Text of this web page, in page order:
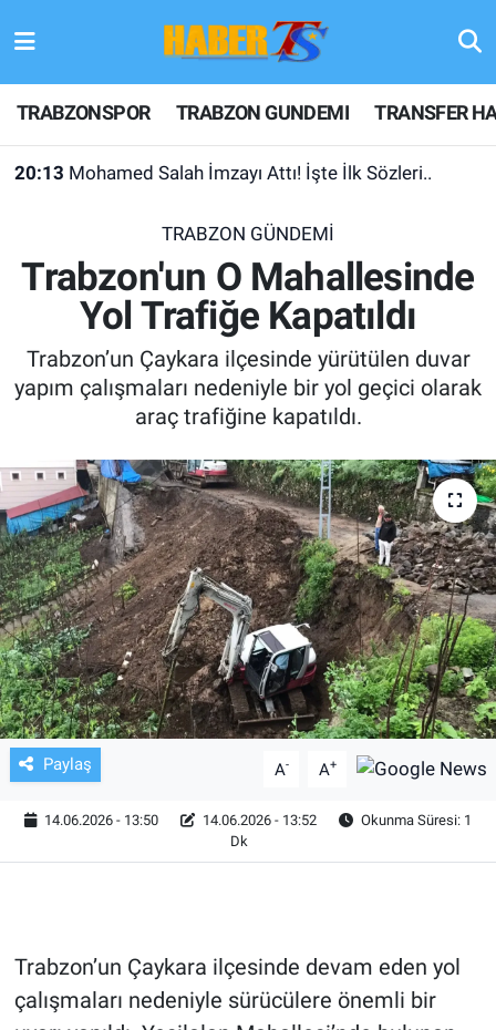
TRABZONSPOR TRABZON GUNDEMI TRANSFER
20:13 Mohamed Salah İmzayı Attı! İşte İlk Sözleri..
TRABZON GÜNDEMİ
Trabzon'un O Mahallesinde
Yol Trafiğe Kapatıldı
Trabzon’un Çaykara ilçesinde yürütülen duvar
yapım çalışmaları nedeniyle bir yol geçici olarak
araç trafiğine kapatıldı.
Paylaş A- A+
14.06.2026 - 13:50 14.06.2026 - 13:52
Okunma Süresi: 1
Dk
Trabzon’un Çaykara ilçesinde devam eden yol
çalışmaları nedeniyle sürücülere önemli bir
TRABZONSPOR
TRABZON GUNDEMI
KULİS MEYDANI
1461 TRABZON
ALT LIGLER
TV VE SİNEMA
BASKETBOL
SAĞLIK
GENEL
KÜLTÜR SANAT
ASAYİŞ
ÇEVRE
Hava Durumu
Trafik Durumu
Son Dakika Haberleri
Haber Arşivi